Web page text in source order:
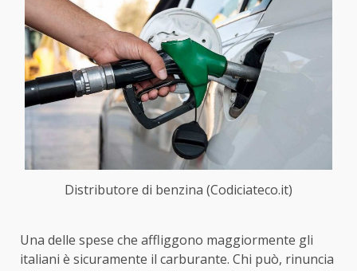
Distributore di benzina (Codiciateco.it)
Una delle spese che affliggono maggiormente gli
italiani è sicuramente il carburante. Chi può, rinuncia